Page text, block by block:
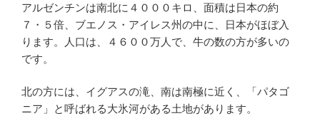
アルゼンチンは南北に４０００キロ、面積は日本の約
７・５倍、ブエノス・アイレス州の中に、日本がほぼ入
ります。人口は、４６００万人で、牛の数の方が多いの
です。
北の方には、イグアスの滝、南は南極に近く、「パタゴ
ニア」と呼ばれる大氷河がある土地があります。